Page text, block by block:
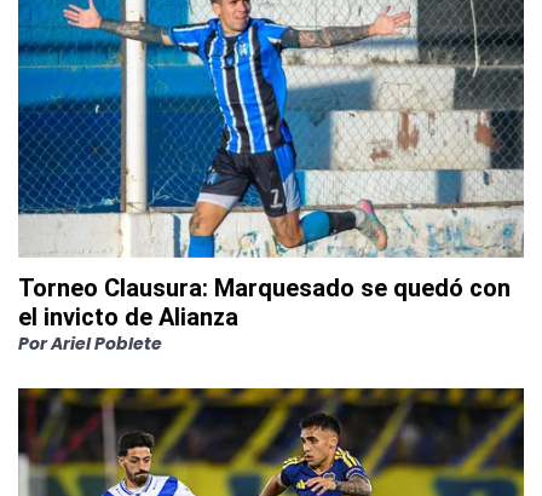
Torneo Clausura: Marquesado se quedó con
el invicto de Alianza
PorAriel Poblete